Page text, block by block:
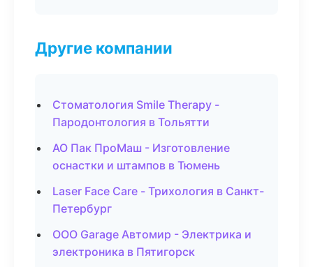
Другие компании
Стоматология Smile Therapy -
Пародонтология в Тольятти
АО Пак ПроМаш - Изготовление
оснастки и штампов в Тюмень
Laser Face Care - Трихология в Санкт-
Петербург
ООО Garage Автомир - Электрика и
электроника в Пятигорск